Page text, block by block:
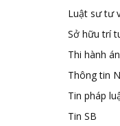
Luật sư tư
Sở hữu trí
Thi hành án
Thông tin
Tin pháp
Tin SB